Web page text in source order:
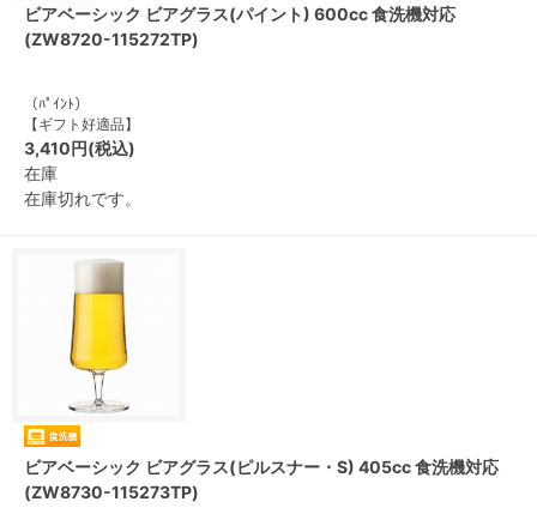
ビアベーシック ビアグラス(パイント) 600cc 食洗機対応
(ZW8720-115272TP)
（ﾊﾟｲﾝﾄ）
【ギフト好適品】
3,410円(税込)
在庫
在庫切れです。
ビアベーシック ビアグラス(ピルスナー・S) 405cc 食洗機対応
(ZW8730-115273TP)